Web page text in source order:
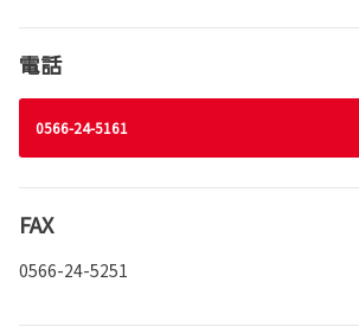
電話
0566-24-5161
FAX
0566-24-5251